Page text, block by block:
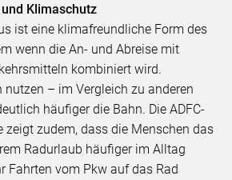
Klimaschutz
ist eine klimafreundliche Form des
wenn die An- und Abreise mit
kombiniert wird.
nutzen – im Vergleich zu anderen
häufiger die Bahn. Die ADFC-
zeigt zudem, dass die Menschen das
Radurlaub häufiger im Alltag
Fahrten vom Pkw auf das Rad